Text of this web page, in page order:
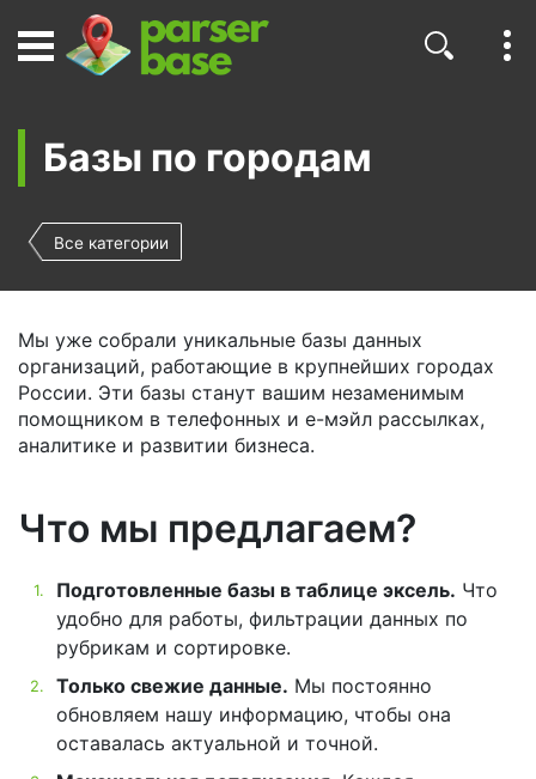
Базы по городам
Все категории
Мы уже собрали уникальные базы данных
организаций, работающие в крупнейших городах
России. Эти базы станут вашим незаменимым
помощником в телефонных и е-мэйл рассылках,
аналитике и развитии бизнеса.
Что мы предлагаем?
Подготовленные базы в таблице эксель. Что
удобно для работы, фильтрации данных по
рубрикам и сортировке.
Только свежие данные. Мы постоянно
обновляем нашу информацию, чтобы она
оставалась актуальной и точной.